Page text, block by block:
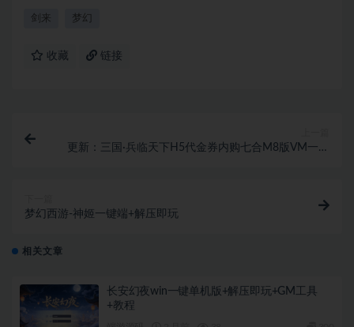
剑来 梦幻
收藏 链接
更新：三国·兵临天下H5代金券内购七合M8版VM一键
梦幻西游-神姬一键端+解压即玩
相关文章
长安幻夜win一键单机版+解压即玩+GM工具
+教程